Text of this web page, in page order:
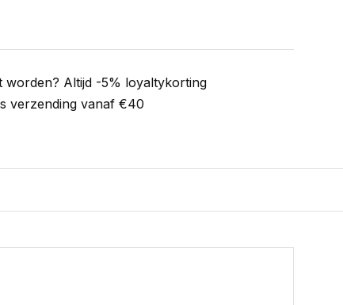
worden? Altijd -5% loyaltykorting
verzending vanaf €40